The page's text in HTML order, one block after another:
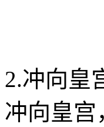
2.冲向皇
冲向皇宫